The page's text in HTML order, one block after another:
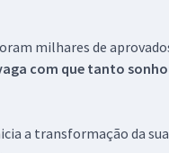
milhares de
com que tanto
a transformação da